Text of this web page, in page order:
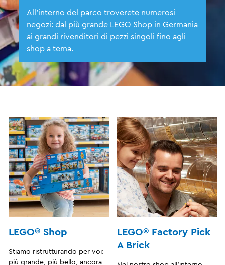
All'interno del parco troverete numerosi
negozi: dal più grande LEGO Shop in Germania
ai grandi rivenditori di pezzi singoli fino agli
shop a tema.
LEGO® Shop
Stiamo ristrutturando per voi:
più grande, più bello, ancora
LEGO® Factory Pick
A Brick